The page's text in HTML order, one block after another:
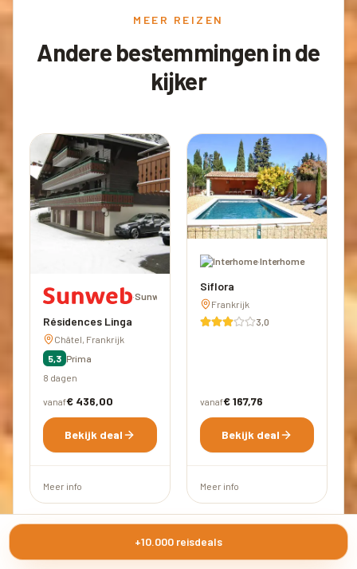
MEER REIZEN
Andere bestemmingen in de
kijker
·Sunweb
Résidences Linga
Châtel, Frankrijk
5,3 Prima
8 dagen
vanaf€ 436,00
Bekijk deal
Meer info
·Interhome
Siflora
Frankrijk
3,0
vanaf€ 167,76
Bekijk deal
Meer info
+10.000 reisdeals